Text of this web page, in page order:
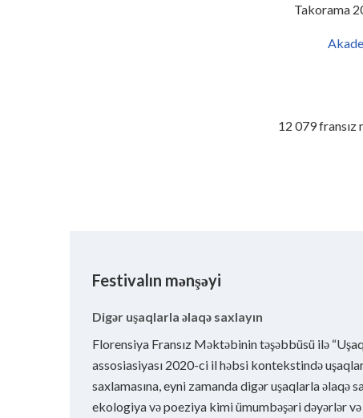
Takorama
12 079
Festivalın mənşəyi
Digər uşaqlarla əlaqə saxlayın
Florensiya Fransız Məktəbinin təşəbbüsü ilə
assosiasiyası 2020-ci il həbsi kontekstində
saxlamasına, eyni zamanda digər uşaqlarla əlaqə
ekologiya və poeziya kimi ümumbəşəri dəyərlər